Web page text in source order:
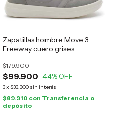
Zapatillas hombre Move 3
Freeway cuero grises
$99.900
$179.900
44% OFF
3x $33.300 sin interés
$89.910 con Transferencia o
depósito